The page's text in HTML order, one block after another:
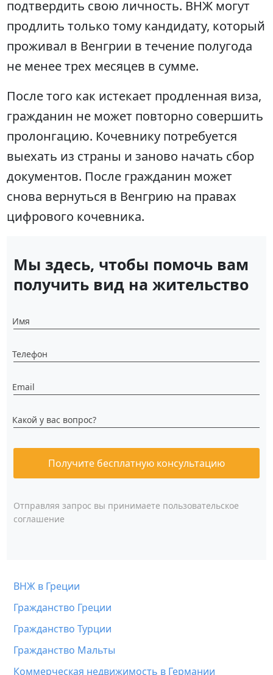
подтвердить свою личность. ВНЖ могут
продлить только тому кандидату, который
проживал в Венгрии в течение полугода
не менее трех месяцев в сумме.
После того как истекает продленная виза,
гражданин не может повторно совершить
пролонгацию. Кочевнику потребуется
выехать из страны и заново начать сбор
документов. После гражданин может
снова вернуться в Венгрию на правах
цифрового кочевника.
Мы здесь, чтобы помочь вам
получить вид на жительство
Имя
Телефон
Email
Какой у вас вопрос?
Получите бесплатную консультацию
Отправляя запрос вы принимаете пользовательское
соглашение
ВНЖ в Греции
Гражданство Греции
Гражданство Турции
Гражданство Мальты
Коммерческая недвижимость в Германии